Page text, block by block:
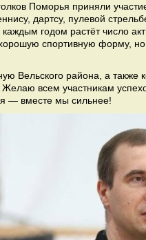
Поморья приняли
дартсу, пулевой
годом растёт число
спортивную форму,
Вельского района, а также
всем участникам
— вместе мы сильнее!